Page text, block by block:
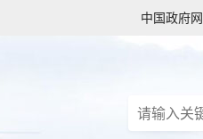
中国政府网